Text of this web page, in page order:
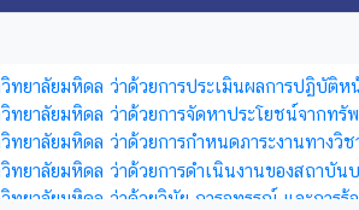
ทยาลัยมหิดล ว่าด้วยการประเมินผลการปฏิบัติ
ทยาลัยมหิดล ว่าด้วยการจัดหาประโยชน์จากท
ทยาลัยมหิดล ว่าด้วยการกำหนดภาระงานทางวิ
ทยาลัยมหิดล ว่าด้วยการดำเนินงานของสถาบั
ทยาลัยมหิดล ว่าด้วยวินัย การอุทธรณ์ และการ